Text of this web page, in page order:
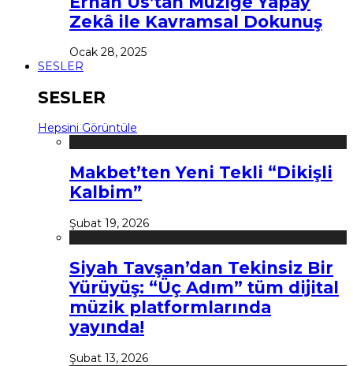
Zekâ ile Kavramsal Dokunuş
Ocak 28, 2025
SESLER
SESLER
Hepsini Görüntüle
Makbet’ten Yeni Tekli “Dikişli
Kalbim”
Şubat 19, 2026
Siyah Tavşan’dan Tekinsiz Bir
Yürüyüş: “Üç Adım” tüm dijital
müzik platformlarında
yayında!
Şubat 13, 2026